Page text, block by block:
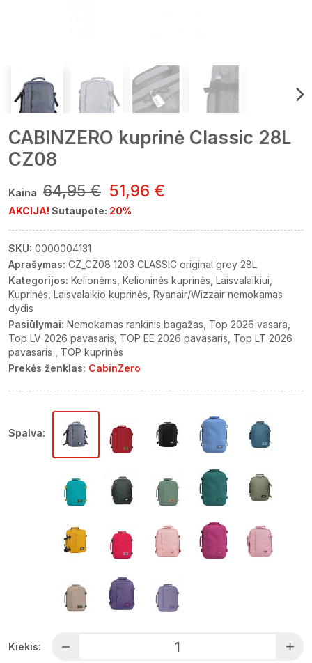
CABINZERO kuprinė Classic 28L
CZ08
Kaina 64,95 € 51,96 €
AKCIJA! Sutaupote: 20%
SKU: 0000004131
Aprašymas: CZ_CZ08 1203 CLASSIC original grey 28L
Kategorijos: Kelionėms Kelioninės kuprinės Laisvalaikiui
Kuprinės Laisvalaikio kuprinės Ryanair/Wizzair nemokamas
dydis
Pasiūlymai: Nemokamas rankinis bagažas Top 2026 vasara
Top LV 2026 pavasaris TOP EE 2026 pavasaris Top LT 2026
pavasaris
TOP kuprinės
Prekės ženklas: CabinZero
Spalva:
Kiekis: